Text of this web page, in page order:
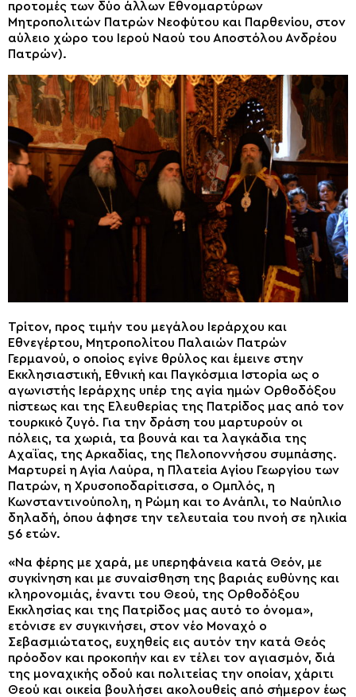
προτομές των δύο άλλων Εθνομαρτύρων
Μητροπολιτών Πατρών Νεοφύτου και Παρθενίου, στον
αύλειο χώρο του Ιερού Ναού του Αποστόλου Ανδρέου
Πατρών).
Τρίτον, προς τιμήν του μεγάλου Ιεράρχου και
Εθνεγέρτου, Μητροπολίτου Παλαιών Πατρών
Γερμανού, ο οποίος εγίνε θρύλος και έμεινε στην
Εκκλησιαστική, Εθνική και Παγκόσμια Ιστορία ως ο
αγωνιστής Ιεράρχης υπέρ της αγία ημών Ορθοδόξου
πίστεως και της Ελευθερίας της Πατρίδος μας από τον
τουρκικό ζυγό. Για την δράση του μαρτυρούν οι
πόλεις, τα χωριά, τα βουνά και τα λαγκάδια της
Αχαΐας, της Αρκαδίας, της Πελοποννήσου συμπάσης.
Μαρτυρεί η Αγία Λαύρα, η Πλατεία Αγίου Γεωργίου των
Πατρών, η Χρυσοποδαρίτισσα, ο Ομπλός, η
Κωνσταντινούπολη, η Ρώμη και το Ανάπλι, το Ναύπλιο
δηλαδή, όπου άφησε την τελευταία του πνοή σε ηλικία
56 ετών.
«Να φέρης με χαρά, με υπερηφάνεια κατά Θεόν, με
συγκίνηση και με συναίσθηση της βαριάς ευθύνης και
κληρονομιάς, έναντι του Θεού, της Ορθοδόξου
Εκκλησίας και της Πατρίδος μας αυτό το όνομα»,
ετόνισε εν συγκινήσει, στον νέο Μοναχό ο
Σεβασμιώτατος, ευχηθείς εις αυτόν την κατά Θεός
πρόοδον και προκοπήν και εν τέλει τον αγιασμόν, διά
της μοναχικής οδού και πολιτείας την οποίαν, χάριτι
Θεού και οικεία βουλήσει ακολουθείς από σήμερον έως